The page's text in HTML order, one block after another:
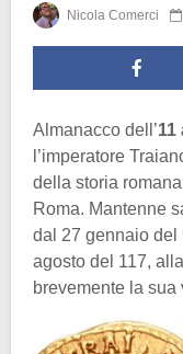
Nicola Comerci
Almanacco dell’11
l’imperatore
della storia
Roma. Mantenne
dal 27 gennaio del
agosto del 117,
brevemente la sua